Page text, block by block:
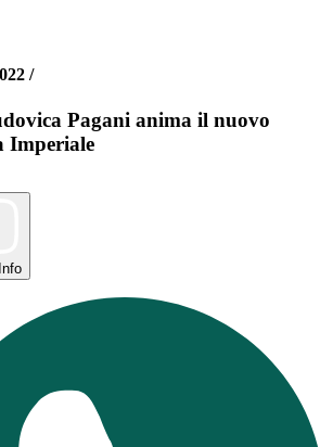
/
Pagani anima il nuovo
Imperiale
Info